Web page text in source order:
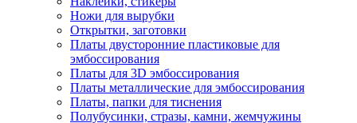
Ножи для вырубки
Открытки, заготовки
Платы двусторонние пластиковые для
эмбоссирования
Платы для 3D эмбоссирования
Платы металлические для эмбоссирования
Платы, папки для тиснения
Полубусинки, стразы, камни, жемчужины